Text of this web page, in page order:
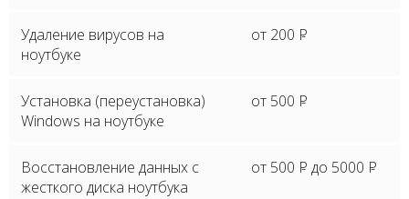
Удаление вирусов на
ноутбуке
от 200 P
Установка (переустановка)
Windows на ноутбуке
от 500 P
Восстановление данных с
жесткого диска ноутбука
от 500 P до 5000 P